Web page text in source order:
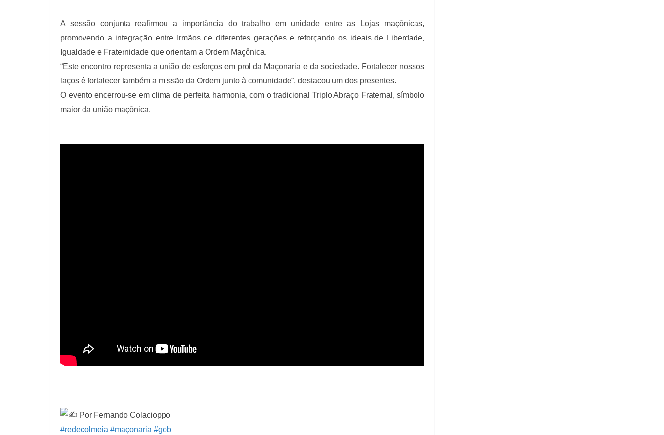
A sessão conjunta reafirmou a importância do trabalho em unidade entre as Lojas maçônicas,
promovendo a integração entre Irmãos de diferentes gerações e reforçando os ideais de Liberdade,
Igualdade e Fraternidade que orientam a Ordem Maçônica.
“Este encontro representa a união de esforços em prol da Maçonaria e da sociedade. Fortalecer nossos
laços é fortalecer também a missão da Ordem junto à comunidade”, destacou um dos presentes.
O evento encerrou-se em clima de perfeita harmonia, com o tradicional Triplo Abraço Fraternal, símbolo
maior da união maçônica.
Por Fernando Colacioppo
#redecolmeia #maçonaria #gob